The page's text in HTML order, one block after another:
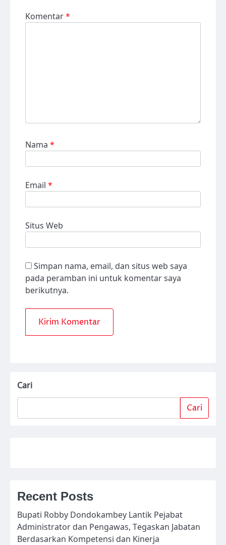
Komentar*
Nama *
Email *
Situs Web
Simpan nama, email, dan situs web saya
pada peramban ini untuk komentar saya
berikutnya.
Cari
Cari
Recent Posts
Bupati Robby Dondokambey Lantik Pejabat
Administrator dan Pengawas, Tegaskan Jabatan
Berdasarkan Kompetensi dan Kinerja